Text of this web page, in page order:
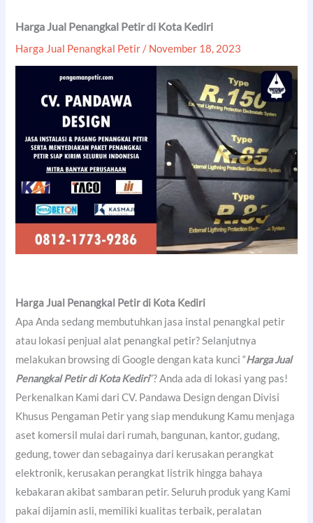
Harga Jual Penangkal Petir di Kota Kediri
Harga Jual Penangkal Petir / November 18, 2023
Harga Jual Penangkal Petir di Kota Kediri
Apa Anda sedang membutuhkan jasa instal penangkal petir
atau lokasi penjual alat penangkal petir? Selanjutnya
melakukan browsing di Google dengan kata kunci “Harga Jual
Penangkal Petir di Kota Kediri”? Anda ada di lokasi yang pas!
Perkenalkan Kami dari CV. Pandawa Design dengan Divisi
Khusus Pengaman Petir yang siap mendukung Kamu menjaga
aset komersil mulai dari rumah, bangunan, kantor, gudang,
gedung, tower dan sebagainya dari kerusakan perangkat
elektronik, kerusakan perangkat listrik hingga bahaya
kebakaran akibat sambaran petir. Seluruh produk yang Kami
pakai dijamin asli, memiliki kualitas terbaik, peralatan